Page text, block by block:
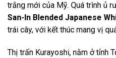
trắng mới của Mỹ. Quá trình ủ
San-In Blended Japanese
trái cây, với kết thúc mang vị
Thị trấn Kurayoshi, nằm ở tỉnh